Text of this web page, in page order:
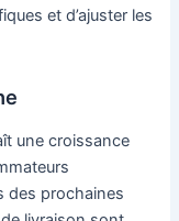
et d’ajuster les
une croissance
des prochaines